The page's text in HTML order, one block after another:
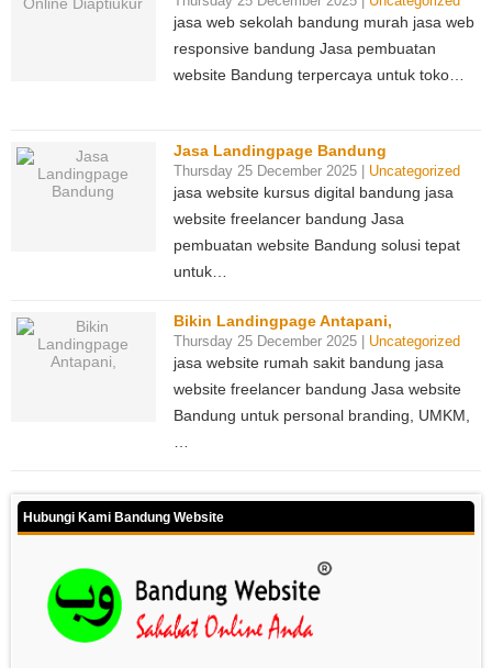
jasa web sekolah bandung murah jasa web
responsive bandung Jasa pembuatan
website Bandung terpercaya untuk toko…
Jasa Landingpage Bandung
Thursday 25 December 2025 | Uncategorized
jasa website kursus digital bandung jasa
website freelancer bandung Jasa
pembuatan website Bandung solusi tepat
untuk…
Bikin Landingpage Antapani,
Thursday 25 December 2025 | Uncategorized
jasa website rumah sakit bandung jasa
website freelancer bandung Jasa website
Bandung untuk personal branding, UMKM,
Hubungi Kami Bandung Website